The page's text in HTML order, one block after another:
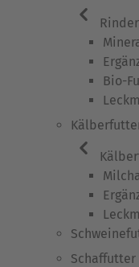
Bio-
Schaffutter